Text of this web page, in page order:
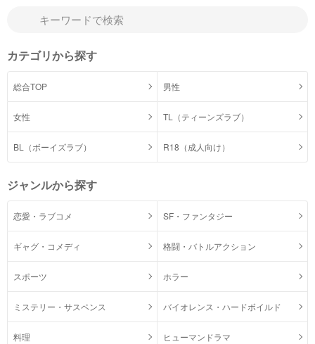
カテゴリから探す
総合TOP 男性
女性 TL（ティーンズラブ）
BL（ボーイズラブ） R18（成人向け）
ジャンルから探す
恋愛・ラブコメ SF・ファンタジー
ギャグ・コメディ 格闘・バトルアクション
スポーツ ホラー
ミステリー・サスペンス バイオレンス・ハードボイルド
料理 ヒューマンドラマ